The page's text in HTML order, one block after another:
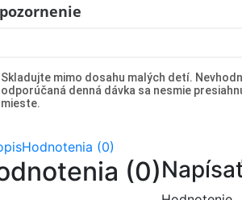
Skladujte mimo dosahu malých detí.
odporúčaná denná dávka sa nesmie
mieste.
Hodnotenia (0)
(0)